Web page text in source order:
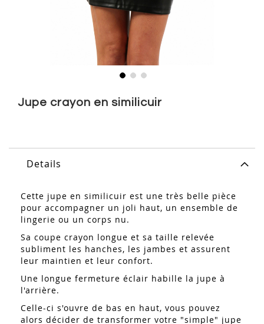
the
images
gallery
Jupe crayon en similicuir
Details
Cette jupe en similicuir est une très belle pièce
pour accompagner un joli haut, un ensemble de
lingerie ou un corps nu.
Sa coupe crayon longue et sa taille relevée
subliment les hanches, les jambes et assurent
leur maintien et leur confort.
Une longue fermeture éclair habille la jupe à
l'arrière.
Celle-ci s'ouvre de bas en haut, vous pouvez
alors décider de transformer votre "simple" jupe